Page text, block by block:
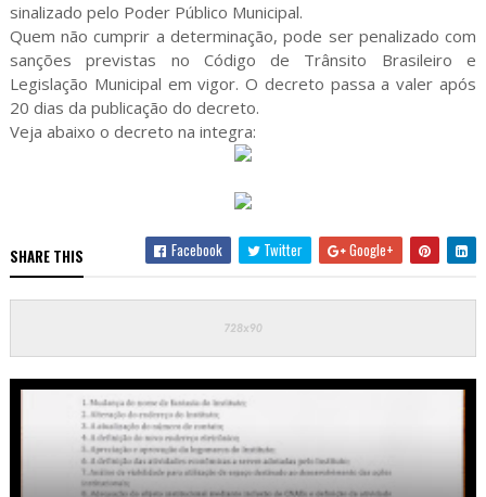
sinalizado pelo Poder Público Municipal.
Quem não cumprir a determinação, pode ser penalizado com
sanções previstas no Código de Trânsito Brasileiro e
Legislação Municipal em vigor. O decreto passa a valer após
20 dias da publicação do decreto.
Veja abaixo o decreto na integra:
SHARE THIS Facebook Twitter Google+